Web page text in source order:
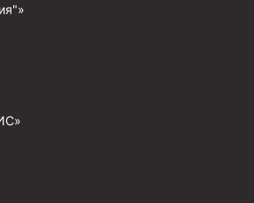
трубопроводов и манифольдов
оборудование